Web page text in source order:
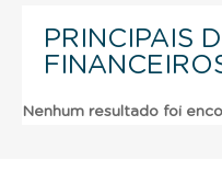
PRINCIPAIS
Nenhum resultado foi